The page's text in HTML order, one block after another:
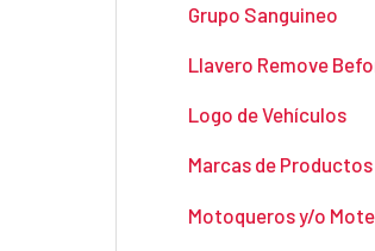
Grupo Sanguineo
Llavero Remove
Logo de Vehículos
Marcas de
Motoqueros y/o